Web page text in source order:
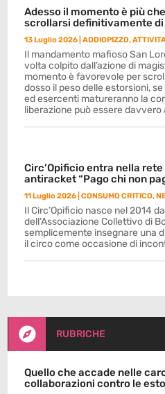
Adesso il momento è più
scrollarsi definitivamente di
13 Luglio 2026 |ADDIOPIZZO,
Il mandamento mafioso San
volta colpito dall’azione di
momento è favorevole per
dosso il peso delle estorsioni,
ed esercenti matureranno la
liberazione può essere davvero
Circ’Opificio entra nella
antiracket “Pago chi non
11 Luglio 2026 |CONSUMO CRITICO,
Il Circ’Opificio nasce nel 2014
dell’Associazione Collettivo di
semplicemente insegnare una
il circo come occasione di
 RUBRICHE
Quello che accade nelle
collaborazioni contro le